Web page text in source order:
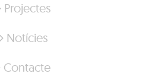
Projectes
Notícies
Contacte